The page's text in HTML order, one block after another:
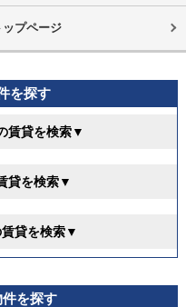
ップページ
を探す
賃貸を検索▼
貸を検索▼
貸を検索▼
を探す